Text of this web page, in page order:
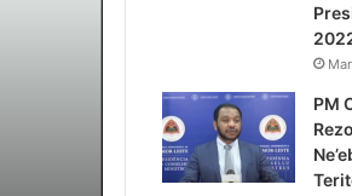
Kazu
PM